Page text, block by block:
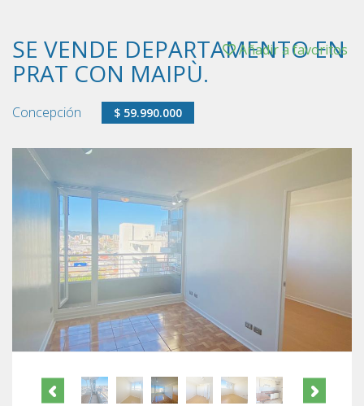
SE VENDE DEPARTAMENTO EN
PRAT CON MAIPÙ.
Añadir a favoritos
Concepción $ 59.990.000